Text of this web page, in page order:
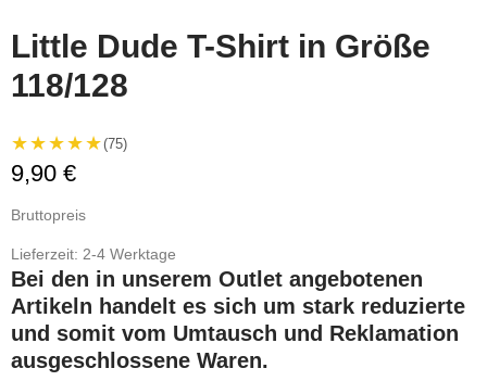
Little Dude T-Shirt in Größe
118/128
★★★★★(75)
9,90 €
Bruttopreis
Lieferzeit: 2-4 Werktage
Bei den in unserem Outlet angebotenen
Artikeln handelt es sich um stark reduzierte
und somit vom Umtausch und Reklamation
ausgeschlossene Waren.